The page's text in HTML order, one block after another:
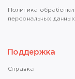
Политика обработки
персональных данных
Поддержка
Справкa